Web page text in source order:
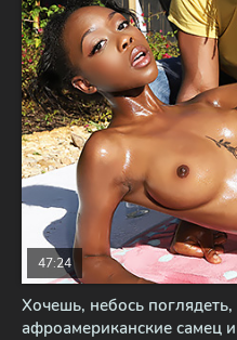
Хочешь, небось
афроамериканские самец
47:24